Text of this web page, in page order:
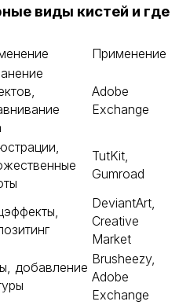
виды кистей и где
Применение
Adobe
Exchange
TutKit,
Gumroad
DeviantArt,
Creative
Market
добавление
Brusheezy,
Adobe
Exchange